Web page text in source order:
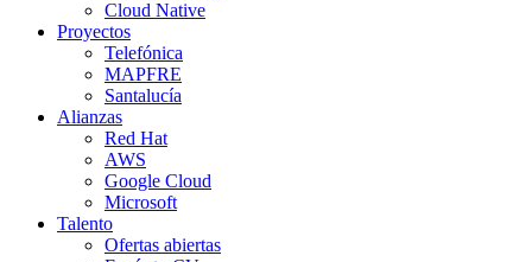
Cloud Native
Proyectos
Telefónica
MAPFRE
Santalucía
Alianzas
Red Hat
AWS
Google Cloud
Microsoft
Talento
Ofertas abiertas